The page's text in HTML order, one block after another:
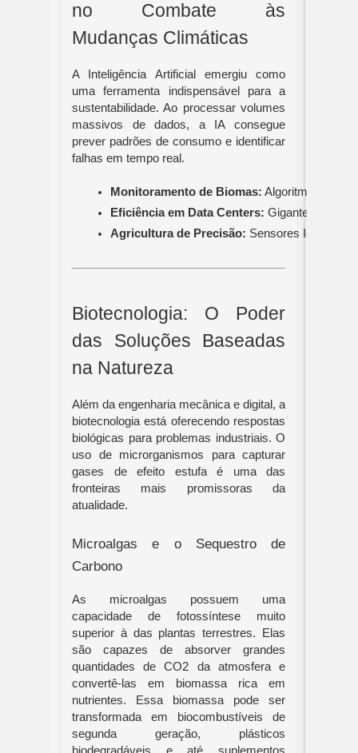
no Combate às
Mudanças Climáticas
A Inteligência Artificial emergiu como
uma ferramenta indispensável para a
sustentabilidade. Ao processar volumes
massivos de dados, a IA consegue
prever padrões de consumo e identificar
falhas em tempo real.
Monitoramento de Biomas: Algoritmos de
Eficiência em Data Centers: Gigantes da
Agricultura de Precisão: Sensores IoT
Biotecnologia: O Poder
das Soluções Baseadas
na Natureza
Além da engenharia mecânica e digital, a
biotecnologia está oferecendo respostas
biológicas para problemas industriais. O
uso de microrganismos para capturar
gases de efeito estufa é uma das
fronteiras mais promissoras da
atualidade.
Microalgas e o Sequestro de
Carbono
As microalgas possuem uma
capacidade de fotossíntese muito
superior à das plantas terrestres. Elas
são capazes de absorver grandes
quantidades de CO2​ da atmosfera e
convertê-las em biomassa rica em
nutrientes. Essa biomassa pode ser
transformada em biocombustíveis de
segunda geração, plásticos